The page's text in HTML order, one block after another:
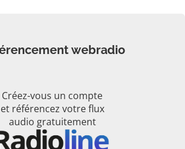
webradio
Créez-vous un compte
et référencez votre flux
audio gratuitement